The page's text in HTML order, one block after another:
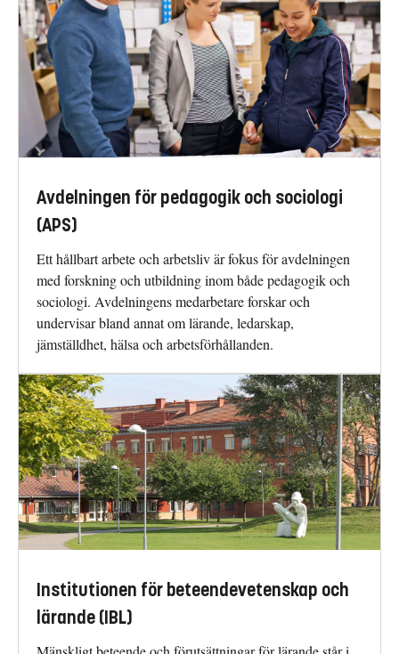
Avdelningen för pedagogik och sociologi
(APS)
Ett hållbart arbete och arbetsliv är fokus för avdelningen
med forskning och utbildning inom både pedagogik och
sociologi. Avdelningens medarbetare forskar och
undervisar bland annat om lärande, ledarskap,
jämställdhet, hälsa och arbetsförhållanden.
Institutionen för beteendevetenskap och
lärande (IBL)